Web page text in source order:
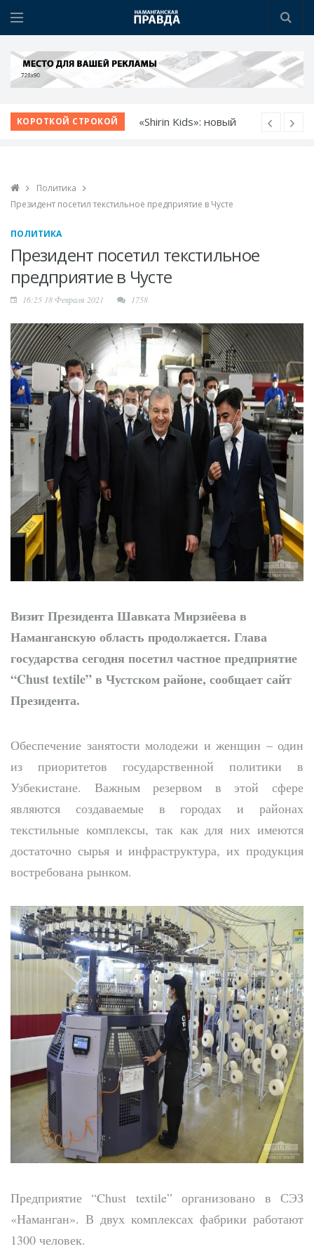
КОРОТКОЙ СТРОКОЙ
Немецкий язык как
Прокурор области
идеи и проблемы
формальностей: хоким
выслушал молодежь
«Shirin Kids»: новый
детский сад - новые
возможности
Политика
Президент посетил текстильное предприятие в Чусте
ПОЛИТИКА
Президент посетил текстильное
предприятие в Чусте
16:25 18 Февраля 2021 1758
Визит Президента Шавката Мирзиёева в
Наманганскую область продолжается. Глава
государства сегодня посетил частное предприятие
“Chust textile” в Чустском районе, сообщает сайт
Президента.
Обеспечение занятости молодежи и женщин – один
из приоритетов государственной политики в
Узбекистане. Важным резервом в этой сфере
являются создаваемые в городах и районах
текстильные комплексы, так как для них имеются
достаточно сырья и инфраструктура, их продукция
востребована рынком.
Предприятие “Chust textile” организовано в СЭЗ
«Наманган». В двух комплексах фабрики работают
1300 человек.